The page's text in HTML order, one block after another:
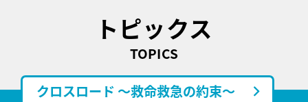
トピックス
TOPICS
クロスロード ～救命救急の約束～